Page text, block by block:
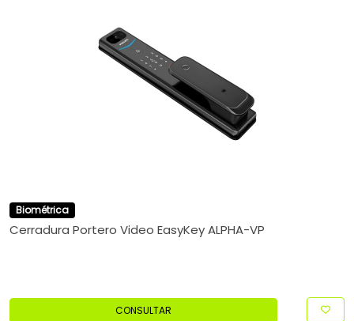
Biométrica
Cerradura Portero Video EasyKey ALPHA-VP
CONSULTAR